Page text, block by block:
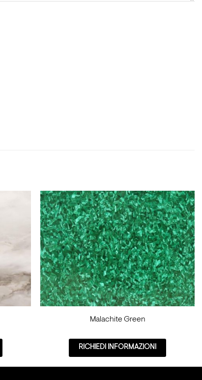
Malachite Green
RICHIEDI INFORMAZIONI